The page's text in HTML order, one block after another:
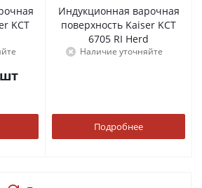
KCT
Индукционная варочная
поверхность Kaiser KCT
6705 RI Herd
Наличие уточняйте
Подробнее